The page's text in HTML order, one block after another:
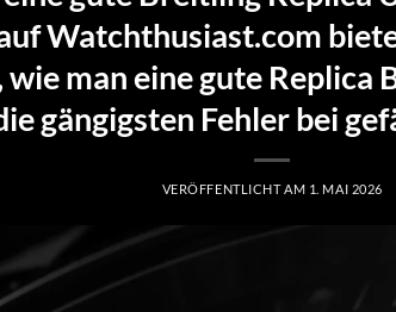
Watchthusiast.com
man eine gute
gängigsten Fehler bei
VERÖFFENTLICHT AM 1. MAI 2026